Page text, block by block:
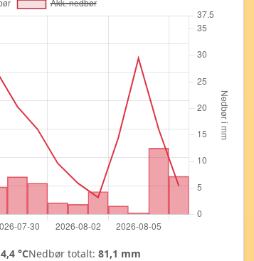
4,4 °CNedbør totalt: 81,1 mm